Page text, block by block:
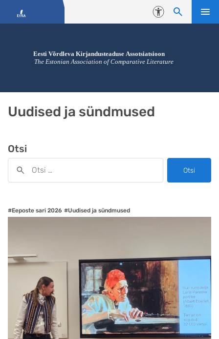
Liigu edasi põhisisu juurde
Juurdepääsetavus
Uudised ja sündmused
Otsi
Otsi
#Eeposte sari 2026 #Uudised ja sündmused